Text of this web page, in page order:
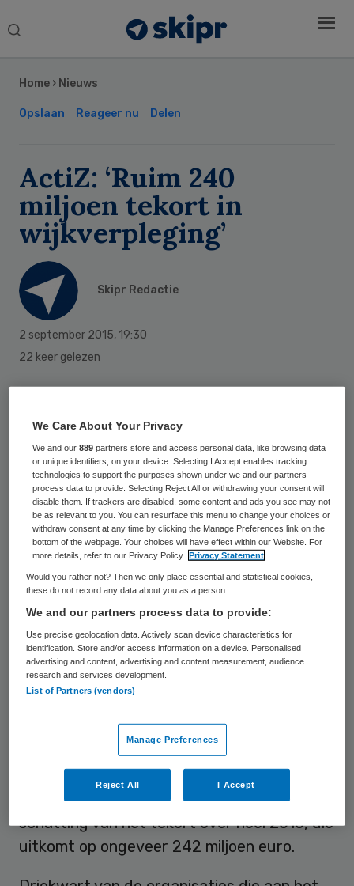
Search
Home › Nieuws
Opslaan Reageer nu Delen
ActiZ: ‘Ruim 240
miljoen tekort in
wijkverpleging’
Skipr Redactie
2 september 2015, 19:30
22 keer gelezen
kosten voor de wijkverpleging het budget
voor 2015 met ruim 240 miljoen euro zullen
overstijgen. De organisatie is dan ook erg
blij dat de zorgverzekeraars waar nodig
extra zorg gaan inkopen de komende
maanden.
Volgens onderzoek van ActiZ verwacht
bijna 80 procent van de organisaties die
wijkverpleging aanbieden dat zij over het
budget heen zullen gaan. Er is een budget
van 3 miljard euro voor de wijkverpleging.
wijkverplegingsorganisaties deed mee aan
het onderzoek, dat over de eerste drie
maanden van 2015 ging. ActiZ maakte aan
de hand van die uitkomsten een ruwe
schatting van het tekort over heel 2015, die
uitkomt op ongeveer 242 miljoen euro.
Sidebar
We Care About Your Privacy
We and our889 partners store and access personal data, like browsing data
or unique identifiers, on your device. Selecting I Accept enables tracking
technologies to support the purposes shown under we and our partners
process data to provide. Selecting Reject All or withdrawing your consent will
disable them. If trackers are disabled, some content and ads you see may not
be as relevant to you. You can resurface this menu to change your choices or
withdraw consent at any time by clicking the Manage Preferences link on the
bottom of the webpage. Your choices will have effect within our Website. For
more details, refer to our Privacy Policy.
Privacy Statement
Would you rather not? Then we only place essential and statistical cookies,
these do not record any data about you as a person
We and our partners process data to provide:
Use precise geolocation data. Actively scan device characteristics for
identification. Store and/or access information on a device. Personalised
advertising and content, advertising and content measurement, audience
research and services development.
List of Partners (vendors)
Manage Preferences
Reject All I Accept